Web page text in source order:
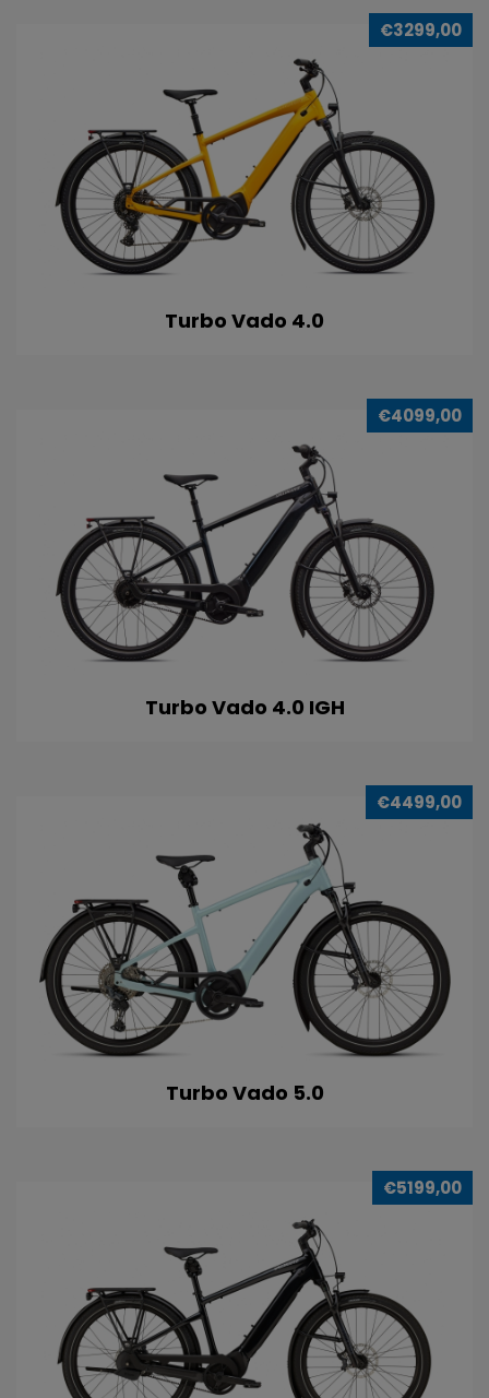
€3299,00
Turbo Vado 4.0
€4099,00
Turbo Vado 4.0 IGH
€4499,00
Turbo Vado 5.0
€5199,00